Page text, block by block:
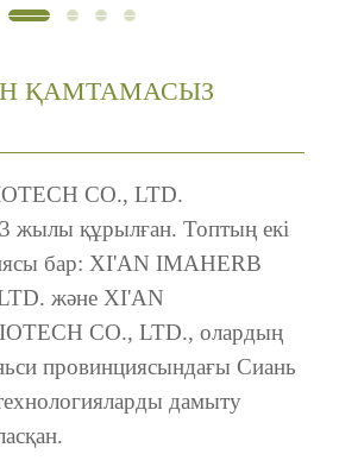
ҚАМТАМАСЫЗ
CO., LTD.
жылы құрылған. Топтың екі
бар: XI'AN IMAHERB
және XI'AN
CO., LTD., олардың
провинциясындағы Сиань
дамыту